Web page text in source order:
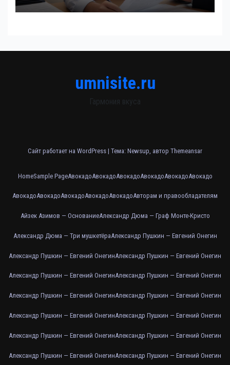
umnisite.ru
Гармония вкуса
Сайт работает на WordPress | Тема: Newsup, автор Themeansar
HomeSample PageАвокадоАвокадоАвокадоАвокадоАвокадоАвокадо
АвокадоАвокадоАвокадоАвокадоАвокадоАвторам и правообладателям
Айзек Азимов — ОснованиеАлександр Дюма — Граф Монте-Кристо
Александр Дюма — Три мушкетёраАлександр Пушкин — Евгений Онегин
Александр Пушкин — Евгений ОнегинАлександр Пушкин — Евгений Онегин
Александр Пушкин — Евгений ОнегинАлександр Пушкин — Евгений Онегин
Александр Пушкин — Евгений ОнегинАлександр Пушкин — Евгений Онегин
Александр Пушкин — Евгений ОнегинАлександр Пушкин — Евгений Онегин
Александр Пушкин — Евгений ОнегинАлександр Пушкин — Евгений Онегин
Александр Пушкин — Евгений ОнегинАлександр Пушкин — Евгений Онегин